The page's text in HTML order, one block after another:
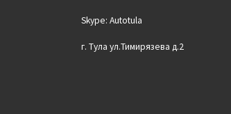
Skype: Autotula
г. Тула ул.Тимирязева д.2